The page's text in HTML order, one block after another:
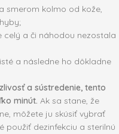
smerom kolmo od kože,
celý a či náhodou nezostala
a následne ho dôkladne
a sústredenie, tento
minút. Ak sa stane, že
môžete ju skúsiť vybrať
použiť dezinfekciu a sterilnú